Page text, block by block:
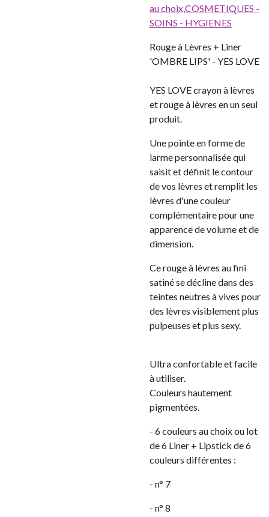
au choix,COSMETIQUES -
SOINS - HYGIENES
Rouge à Lèvres + Liner
'OMBRE LIPS' - YES LOVE
YES LOVE crayon à lèvres
et rouge à lèvres en un seul
produit.
Une pointe en forme de
larme personnalisée qui
saisit et définit le contour
de vos lèvres et remplit les
lèvres d'une couleur
complémentaire pour une
apparence de volume et de
dimension.
Ce rouge à lèvres au fini
satiné se décline dans des
teintes neutres à vives pour
des lèvres visiblement plus
pulpeuses et plus sexy.
Ultra confortable et facile
à utiliser.
Couleurs hautement
pigmentées.
- 6 couleurs au choix ou lot
de 6 Liner + Lipstick de 6
couleurs différentes :
- n° 7
- n° 8